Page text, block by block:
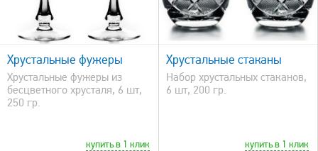
Хрустальные фужеры
Хрустальные фужеры из
бесцветного хрусталя, 6 шт,
250 гр.
купить в 1 клик
быстрый просмотр
Хрустальные стаканы
Набор хрустальных стаканов,
6 шт, 200 гр.
купить в 1 клик